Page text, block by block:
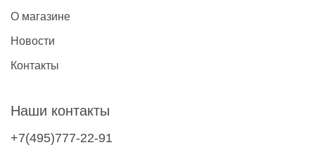
О магазине
Новости
Контакты
Наши контакты
+7(495)777-22-91